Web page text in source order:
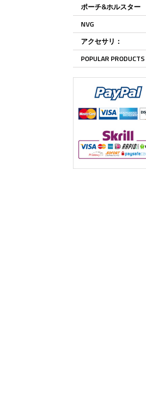
ポーチ&ホルスター
NVG
アクセサリ：
POPULAR PRODUCTS